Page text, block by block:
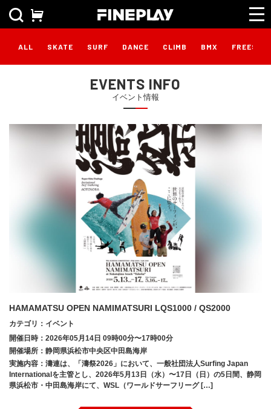
ALL SKATE SURF DANCE CLIMB BMX
EVENTS INFO
イベント情報
HAMAMATSU OPEN NAMIMATSURI LQS1000 / QS2000
カテゴリ：イベント
開催日時：2026年05月14日 09時00分〜17時00分
開催場所：静岡県浜松市中央区中田島海岸
実施内容：濤連は、「濤祭2026」において、一般社団法人Surfing Japan
Internationalを主管とし、2026年5月13日（水）〜17日（日）の5日間、静岡
県浜松市・中田島海岸にて、WSL（ワールドサーフリーグ […]